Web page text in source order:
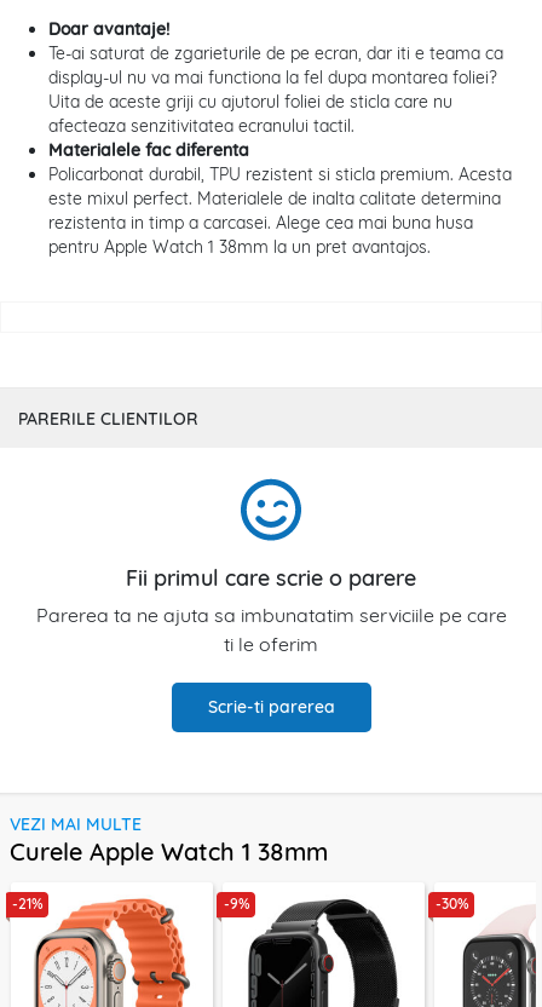
Doar avantaje!
Te-ai saturat de zgarieturile de pe ecran, dar iti e teama ca
display-ul nu va mai functiona la fel dupa montarea foliei?
Uita de aceste griji cu ajutorul foliei de sticla care nu
afecteaza senzitivitatea ecranului tactil.
Materialele fac diferenta
Policarbonat durabil, TPU rezistent si sticla premium. Acesta
este mixul perfect. Materialele de inalta calitate determina
rezistenta in timp a carcasei. Alege cea mai buna husa
pentru Apple Watch 1 38mm la un pret avantajos.
PARERILE CLIENTILOR
Fii primul care scrie o parere
Parerea ta ne ajuta sa imbunatatim serviciile pe care
ti le oferim
Scrie-ti parerea
VEZI MAI MULTE
Curele Apple Watch 1 38mm
-21% -9% -30%